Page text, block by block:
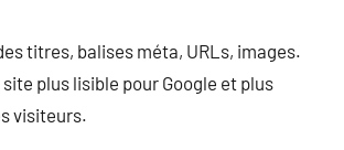
titres, balises méta, URLs, images.
plus lisible pour Google et plus
visiteurs.